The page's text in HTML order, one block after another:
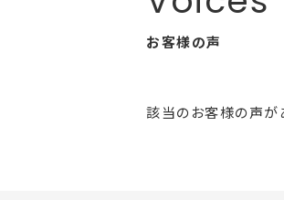
お客様の声
該当のお客様の声が